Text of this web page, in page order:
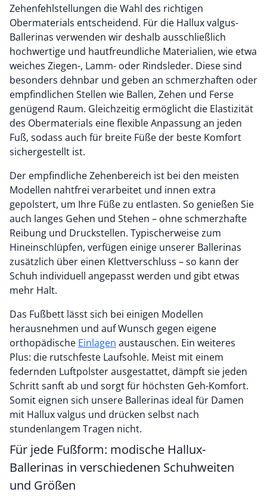
Zehenfehlstellungen die Wahl des richtigen
Obermaterials entscheidend. Für die Hallux valgus-
Ballerinas verwenden wir deshalb ausschließlich
hochwertige und hautfreundliche Materialien, wie etwa
weiches Ziegen-, Lamm- oder Rindsleder. Diese sind
besonders dehnbar und geben an schmerzhaften oder
empfindlichen Stellen wie Ballen, Zehen und Ferse
genügend Raum. Gleichzeitig ermöglicht die Elastizität
des Obermaterials eine flexible Anpassung an jeden
Fuß, sodass auch für breite Füße der beste Komfort
sichergestellt ist.
Der empfindliche Zehenbereich ist bei den meisten
Modellen nahtfrei verarbeitet und innen extra
gepolstert, um Ihre Füße zu entlasten. So genießen Sie
auch langes Gehen und Stehen – ohne schmerzhafte
Reibung und Druckstellen. Typischerweise zum
Hineinschlüpfen, verfügen einige unserer Ballerinas
zusätzlich über einen Klettverschluss – so kann der
Schuh individuell angepasst werden und gibt etwas
mehr Halt.
Das Fußbett lässt sich bei einigen Modellen
herausnehmen und auf Wunsch gegen eigene
orthopädische Einlagen austauschen. Ein weiteres
Plus: die rutschfeste Laufsohle. Meist mit einem
federnden Luftpolster ausgestattet, dämpft sie jeden
Schritt sanft ab und sorgt für höchsten Geh-Komfort.
Somit eignen sich unsere Ballerinas ideal für Damen
mit Hallux valgus und drücken selbst nach
stundenlangem Tragen nicht.
Für jede Fußform: modische Hallux-
Ballerinas in verschiedenen Schuhweiten
und Größen